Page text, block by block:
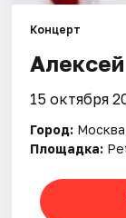
Концерт
15 октября
Город: Москва
Площадка: